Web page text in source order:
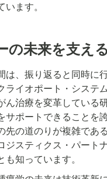
ます。
の未来を支える
は、振り返ると同時に
ライオポート・システ
ん治療を変革している
サポートできることを
先の道のりが複雑であ
ジスティクス・パート
知っています。